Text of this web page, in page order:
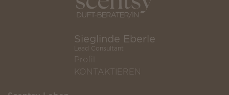
Sieglinde Eberle
Lead Consultant
Profil
KONTAKTIEREN